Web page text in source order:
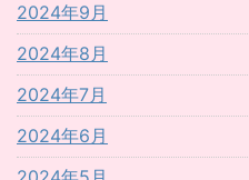
2024年9月
2024年8月
2024年7月
2024年6月